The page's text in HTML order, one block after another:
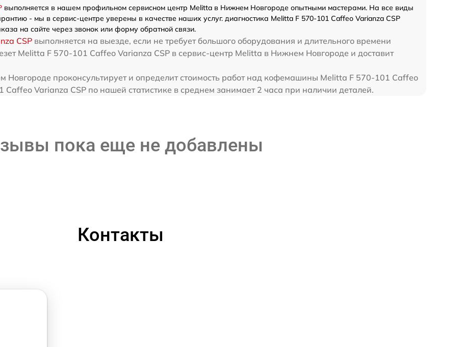
выполняется в нашем профильном сервисном центр Melitta в Нижнем Новгороде опытными мастерами. На все виды
- мы в сервис-центре уверены в качестве наших услуг. диагностика Melitta F 570-101 Caffeo Varianza CSP
на сайте через звонок или форму обратной связи.
CSP выполняется на выезде, если не требует большого оборудования и длительного времени
Melitta F 570-101 Caffeo Varianza CSP в сервис-центр Melitta в Нижнем Новгороде и доставит
проконсультирует и определит стоимость работ над кофемашины Melitta F 570-101 Caffeo
Varianza CSP по нашей статистике в среднем занимает 2 часа при наличии деталей.
пока еще не добавлены
Контакты